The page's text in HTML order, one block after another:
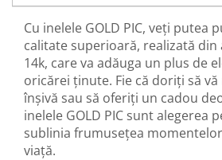
Cu inelele GOLD PIC, veți putea
calitate superioară, realizată
14k, care va adăuga un plus de
oricărei ținute. Fie că doriți să
înșivă sau să oferiți un cadou
inelele GOLD PIC sunt alegerea
sublinia frumusețea
viață.